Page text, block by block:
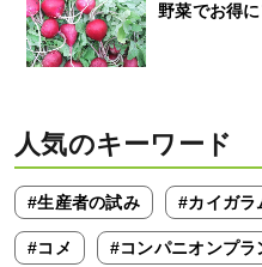
野菜でお得
人気のキーワード
#生産者の試み #カイガラ
#コメ #コンパニオンプラ